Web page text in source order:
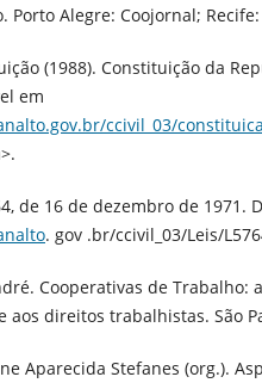
Porto Alegre: Coojornal; Recife:
(1988). Constituição da
em
ccivil_03/
de 16 de dezembro de 1971.
. gov .br/ccivil_03/Leis/
Cooperativas de
aos direitos trabalhistas. São
Aparecida Stefanes (org.).